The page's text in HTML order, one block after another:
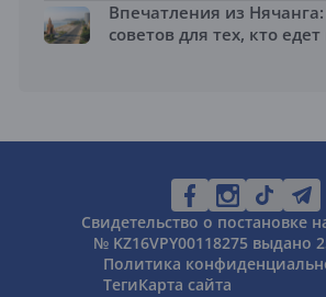
Впечатления из
советов для тех, кто
Свидетельство о постановке
№ KZ16VPY00118275 выдано
Политика
ТегиКарта сайта